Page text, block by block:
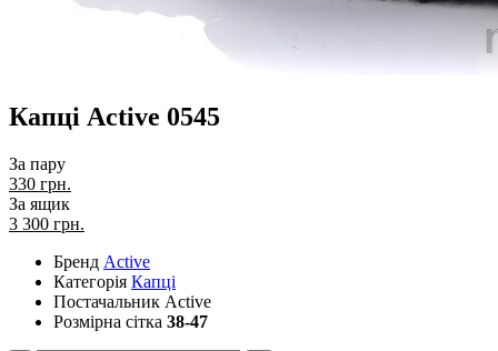
Капці Active 0545
За пару
330 грн.
За ящик
3 300 грн.
Бренд Active
Категорія Капці
Постачальник Active
Розмірна сітка 38-47